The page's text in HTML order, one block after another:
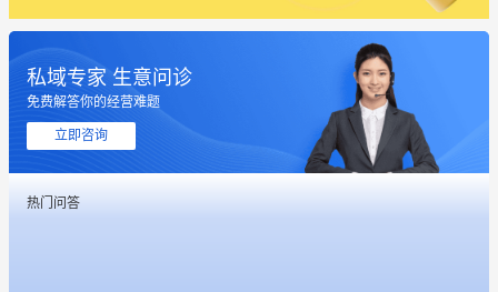
私域专家 生意问诊
免费解答你的经营难题
立即咨询
热门问答
这个营销策划案例推荐大家看一下
用有赞就能在微信、小红书同时经营了